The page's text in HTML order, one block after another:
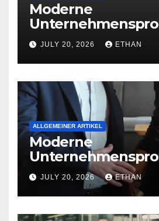
Moderne
nachhaltige
JULY 20, 2026 ETHAN
ALLGEMEINER ARTIKEL
Moderne
nachhaltige
JULY 20, 2026 ETHAN